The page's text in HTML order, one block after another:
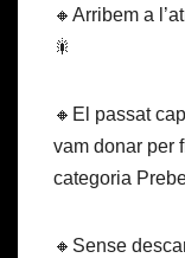
🔸Arribem a
🎇
🔸El passat
vam donar per
categoria
🔸Sense